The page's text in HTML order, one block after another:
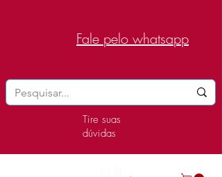
Fale pelo whatsapp
Tire suas
dúvidas